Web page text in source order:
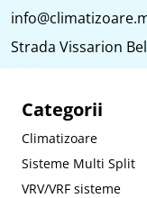
Strada Vissarion
Categorii
Climatizoare
Sisteme Multi Split
VRV/VRF sisteme